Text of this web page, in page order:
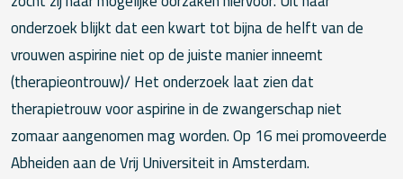
onderzoek blijkt dat een kwart tot bijna de helft van de
vrouwen aspirine niet op de juiste manier inneemt
(therapieontrouw)/ Het onderzoek laat zien dat
therapietrouw voor aspirine in de zwangerschap niet
zomaar aangenomen mag worden. Op 16 mei promoveerde
Abheiden aan de Vrij Universiteit in Amsterdam.